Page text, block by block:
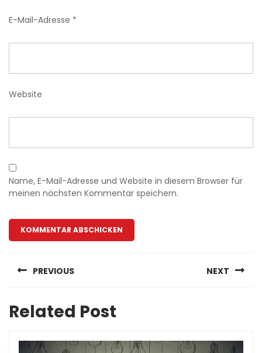
E-Mail-Adresse *
Website
Name, E-Mail-Adresse und Website in diesem Browser für
meinen nächsten Kommentar speichern.
PREVIOUS
post:
NEXT
Related Post